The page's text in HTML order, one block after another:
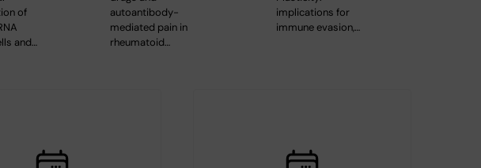
of
and…
autoantibody-
mediated pain in
rheumatoid…
implications for
immune evasion,…